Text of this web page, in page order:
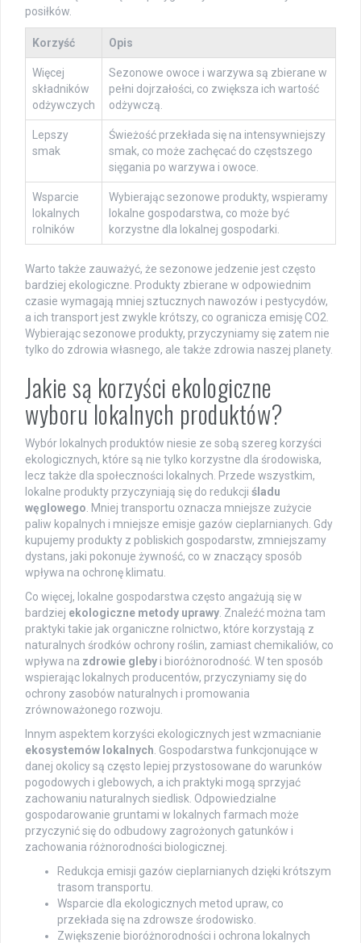
posiłków.
Korzyść Opis
Więcej
składników
odżywczych
Sezonowe owoce i warzywa są zbierane w
pełni dojrzałości, co zwiększa ich wartość
odżywczą.
Lepszy
smak
Świeżość przekłada się na intensywniejszy
smak, co może zachęcać do częstszego
sięgania po warzywa i owoce.
Wsparcie
lokalnych
rolników
Wybierając sezonowe produkty, wspieramy
lokalne gospodarstwa, co może być
korzystne dla lokalnej gospodarki.
Warto także zauważyć, że sezonowe jedzenie jest często
bardziej ekologiczne. Produkty zbierane w odpowiednim
czasie wymagają mniej sztucznych nawozów i pestycydów,
a ich transport jest zwykle krótszy, co ogranicza emisję CO2.
Wybierając sezonowe produkty, przyczyniamy się zatem nie
tylko do zdrowia własnego, ale także zdrowia naszej planety.
Jakie są korzyści ekologiczne
wyboru lokalnych produktów?
Wybór lokalnych produktów niesie ze sobą szereg korzyści
ekologicznych, które są nie tylko korzystne dla środowiska,
lecz także dla społeczności lokalnych. Przede wszystkim,
lokalne produkty przyczyniają się do redukcji śladu
węglowego . Mniej transportu oznacza mniejsze zużycie
paliw kopalnych i mniejsze emisje gazów cieplarnianych. Gdy
kupujemy produkty z pobliskich gospodarstw, zmniejszamy
dystans, jaki pokonuje żywność, co w znaczący sposób
wpływa na ochronę klimatu.
Co więcej, lokalne gospodarstwa często angażują się w
bardziej ekologiczne metody uprawy . Znaleźć można tam
praktyki takie jak organiczne rolnictwo, które korzystają z
naturalnych środków ochrony roślin, zamiast chemikaliów, co
wpływa na zdrowie gleby i bioróżnorodność. W ten sposób
wspierając lokalnych producentów, przyczyniamy się do
ochrony zasobów naturalnych i promowania
zrównoważonego rozwoju.
Innym aspektem korzyści ekologicznych jest wzmacnianie
ekosystemów lokalnych . Gospodarstwa funkcjonujące w
danej okolicy są często lepiej przystosowane do warunków
pogodowych i glebowych, a ich praktyki mogą sprzyjać
zachowaniu naturalnych siedlisk. Odpowiedzialne
gospodarowanie gruntami w lokalnych farmach może
przyczynić się do odbudowy zagrożonych gatunków i
zachowania różnorodności biologicznej.
Redukcja emisji gazów cieplarnianych dzięki krótszym
trasom transportu.
Wsparcie dla ekologicznych metod upraw, co
przekłada się na zdrowsze środowisko.
Zwiększenie bioróżnorodności i ochrona lokalnych